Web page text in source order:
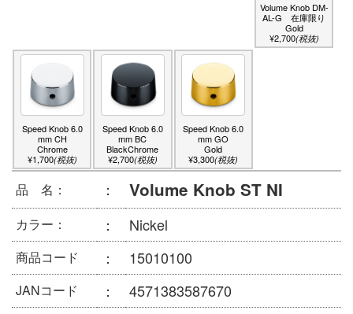
Volume Knob DM-
AL-G 在庫限り
Gold
¥2,700(税抜)
Speed Knob 6.0
mm CH
Chrome
¥1,700(税抜)
Speed Knob 6.0
mm BC
BlackChrome
¥2,700(税抜)
Speed Knob 6.0
mm GO
Gold
¥3,300(税抜)
品 名： ： Volume Knob ST NI
カラー： ： Nickel
商品コード ： 15010100
JANコード ： 4571383587670